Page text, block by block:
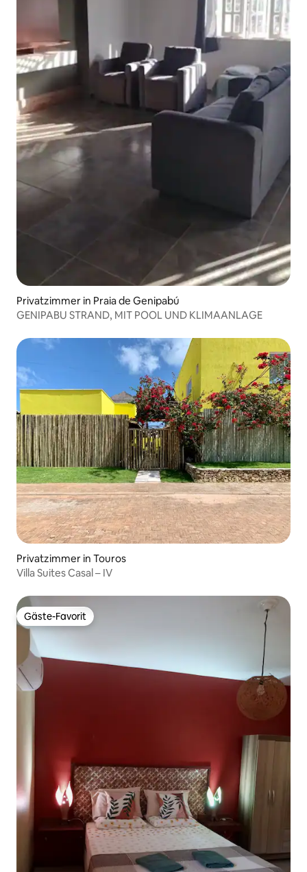
Privatzimmer in Praia de Genipabú
GENIPABU STRAND, MIT POOL UND KLIMAANLAGE
Privatzimmer in Touros
Villa Suites Casal – IV
Gäste-Favorit
Gäste-Favorit